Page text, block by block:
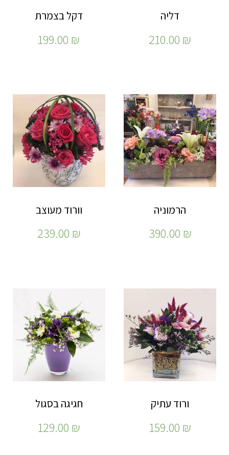
דליה
210.00 ₪
דקל בצמרת
199.00 ₪
הרמוניה
390.00 ₪
וורוד מעוצב
239.00 ₪
ורוד עתיק
159.00 ₪
חגיגה בסגול
129.00 ₪